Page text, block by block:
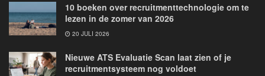
10 boeken over recruitmenttechnologie om te
lezen in de zomer van 2026
20 JULI 2026
Nieuwe ATS Evaluatie Scan laat zien of je
recruitmentsysteem nog voldoet